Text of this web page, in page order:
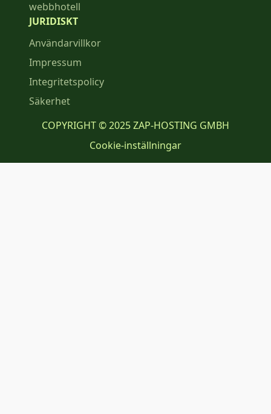
webbhotell
JURIDISKT
Användarvillkor
Impressum
Integritetspolicy
Säkerhet
COPYRIGHT © 2025 ZAP-HOSTING GMBH
Cookie-inställningar